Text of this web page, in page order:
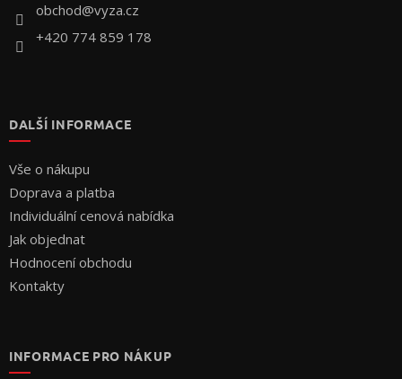
obchod@vyza.cz
+420 774 859 178
DALŠÍ INFORMACE
Vše o nákupu
Doprava a platba
Individuální cenová nabídka
Jak objednat
Hodnocení obchodu
Kontakty
INFORMACE PRO NÁKUP